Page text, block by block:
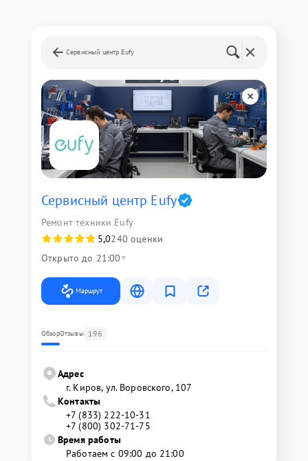
Сервисный центр Eufy
Сервисный центр Eufy
Ремонт техники Eufy
5,0240 оценки
Открыто до 21:00
Маршрут
ОбзорОтзывы 196
Адрес
г. Киров, ул. Воровского, 107
Контакты
+7 (833) 222-10-31
+7 (800) 302-71-75
Время работы
Работаем с 09:00 до 21:00